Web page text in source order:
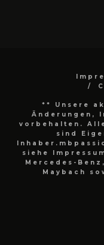
** Unsere
Änderungen,
vorbehalten.
sind
siehe
Mercedes-
Maybach